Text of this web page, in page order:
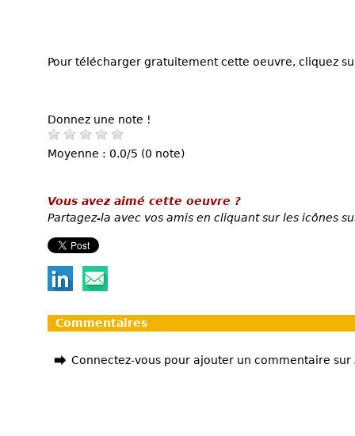
Pour télécharger gratuitement cette oeuvre, cliquez
Donnez une note !
Moyenne : 0.0/5 (0 note)
Vous avez aimé cette oeuvre ?
Partagez-la avec vos amis en cliquant sur les icônes
Commentaires
Connectez-vous pour ajouter un commentaire sur